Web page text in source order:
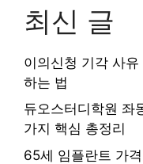
최신 글
이의신청 기각 사
하는 법
듀오스터디학원 좌
가지 핵심 총정리
65세 임플란트 가